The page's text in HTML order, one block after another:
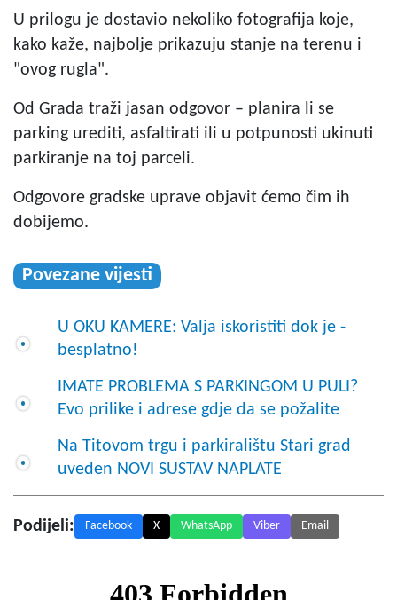
U prilogu je dostavio nekoliko fotografija koje,
kako kaže, najbolje prikazuju stanje na terenu i
"ovog rugla".
Od Grada traži jasan odgovor – planira li se
parking urediti, asfaltirati ili u potpunosti ukinuti
parkiranje na toj parceli.
Odgovore gradske uprave objavit ćemo čim ih
dobijemo.
Povezane vijesti
U OKU KAMERE: Valja iskoristiti dok je -
besplatno!
IMATE PROBLEMA S PARKINGOM U PULI?
Evo prilike i adrese gdje da se požalite
Na Titovom trgu i parkiralištu Stari grad
uveden NOVI SUSTAV NAPLATE
Podijeli: Facebook X WhatsApp Viber Email